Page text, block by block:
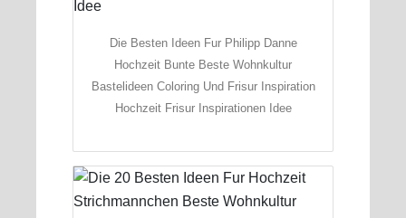
Die Besten Ideen Fur Philipp Danne
Hochzeit Bunte Beste Wohnkultur
Bastelideen Coloring Und Frisur Inspiration
Hochzeit Frisur Inspirationen Idee